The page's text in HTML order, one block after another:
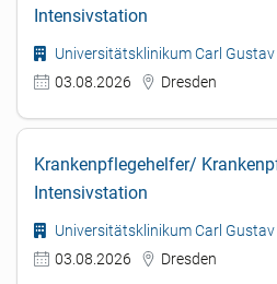
Intensivstation
Universitätsklinikum Carl
03.08.2026
Dresden
Krankenpflegehelfer/
Intensivstation
Universitätsklinikum Carl
03.08.2026
Dresden